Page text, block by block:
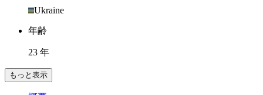
Ukraine
年齢
23 年
もっと表示